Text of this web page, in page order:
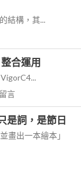
結構，其...
合運用
言
是詞，是節日
畫出一本繪本」